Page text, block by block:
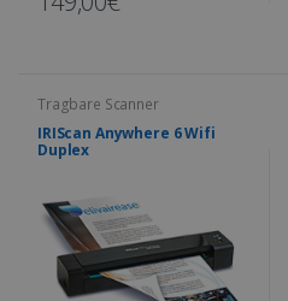
Tragbare Scanner
IRIScan Anywhere 6 Wifi
Duplex